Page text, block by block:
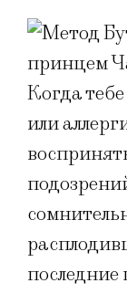
Когда
или
последние